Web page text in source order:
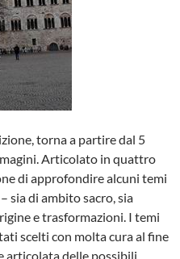
torna a partire dal 5
Articolato in quattro
di approfondire alcuni temi
sia di ambito sacro, sia
e trasformazioni. I temi
scelti con molta cura al fine
articolata delle possibili